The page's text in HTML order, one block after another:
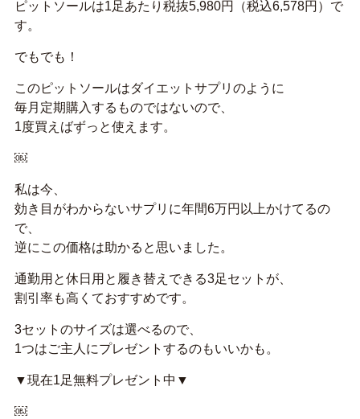
ピットソールは1足あたり税抜5,980円（税込6,578円）で
す。
でもでも！
このピットソールはダイエットサプリのように
毎月定期購入するものではないので、
1度買えばずっと使えます。
￼
私は今、
効き目がわからないサプリに年間6万円以上かけてるの
で、
逆にこの価格は助かると思いました。
通勤用と休日用と履き替えできる3足セットが、
割引率も高くておすすめです。
3セットのサイズは選べるので、
1つはご主人にプレゼントするのもいいかも。
▼現在1足無料プレゼント中▼
￼